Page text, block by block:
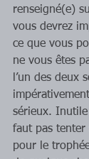
renseigné(e)
vous devrez
ce que vous
ne vous êtes
l’un des deux
sérieux.
faut pas tenter
pour le